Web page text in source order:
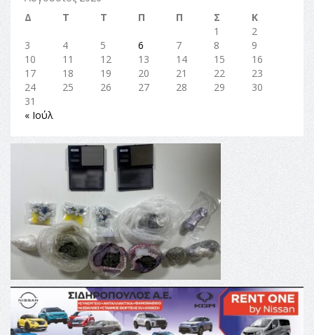
Δ
Τ Τ Π Π Σ
Κ
1
2
3
4 5 6 7 8
9
10
11 12 13 14 15
16
17
18 19 20 21 22
23
24
25 26 27 28 29
30
31
« Ιούλ